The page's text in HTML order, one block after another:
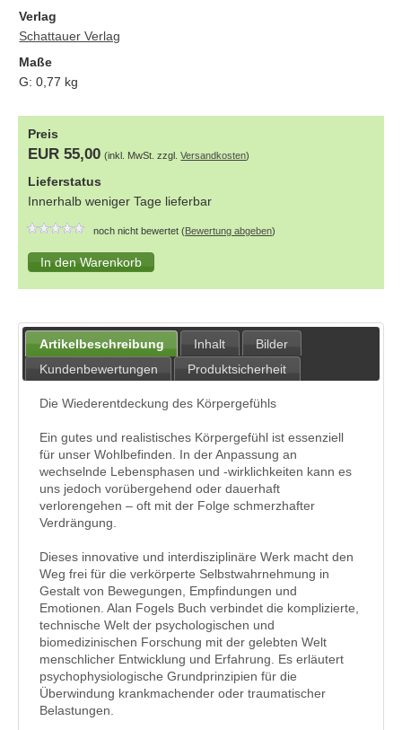
Verlag
Schattauer Verlag
Maße
G:0,77 kg
Preis
EUR 55,00 (inkl. MwSt. zzgl.Versandkosten)
Lieferstatus
Innerhalb weniger Tage lieferbar
noch nicht bewertet (Bewertung abgeben)
Artikelbeschreibung Inhalt
Bilder
Kundenbewertungen
Produktsicherheit
Die Wiederentdeckung des Körpergefühls
Ein gutes und realistisches Körpergefühl ist essenziell
für unser Wohlbefinden. In der Anpassung an
wechselnde Lebensphasen und -wirklichkeiten kann es
uns jedoch vorübergehend oder dauerhaft
verlorengehen – oft mit der Folge schmerzhafter
Verdrängung.
Dieses innovative und interdisziplinäre Werk macht den
Weg frei für die verkörperte Selbstwahrnehmung in
Gestalt von Bewegungen, Empfindungen und
Emotionen. Alan Fogels Buch verbindet die komplizierte,
technische Welt der psychologischen und
biomedizinischen Forschung mit der gelebten Welt
menschlicher Entwicklung und Erfahrung. Es erläutert
psychophysiologische Grundprinzipien für die
Überwindung krankmachender oder traumatischer
Belastungen.